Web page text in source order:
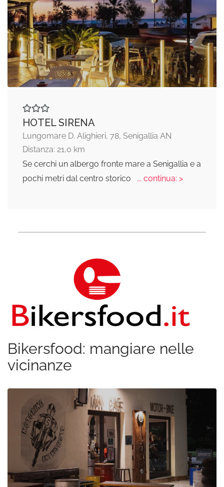
HOTEL SIRENA
Lungomare D. Alighieri, 78, Senigallia AN
Distanza: 21,0 km
Se cerchi un albergo fronte mare a Senigallia e a
pochi metri dal centro storico
... continua: >
Bikersfood: mangiare nelle
vicinanze